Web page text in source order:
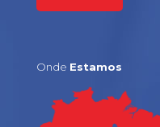
Onde Estamos